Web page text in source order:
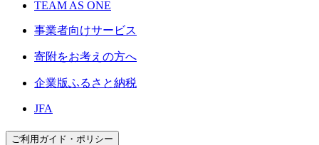
TEAM AS ONE
事業者向けサービス
寄附をお考えの方へ
企業版ふるさと納税
JFA
ご利用ガイド・ポリシー